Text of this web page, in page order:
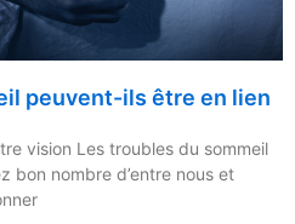
peuvent-ils être en lien
vision Les troubles du sommeil
bon nombre d’entre nous et